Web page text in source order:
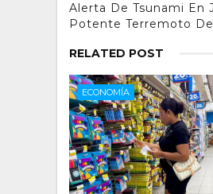
Alerta De Tsunami En
Potente Terremoto
RELATED POST
ECONOMÍA